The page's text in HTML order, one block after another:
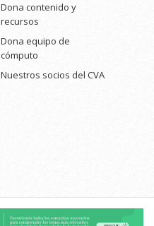
Dona contenido y
recursos
Dona equipo de
cómputo
Nuestros socios del CVA